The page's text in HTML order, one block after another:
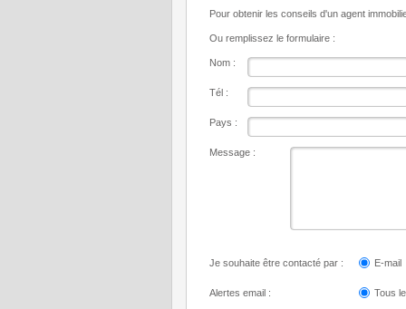
Pour obtenir les conseils d'un agent
Ou remplissez le formulaire :
Nom :
Tél :
Pays :
Message :
Je souhaite être contacté par : E-mail
Alertes email : Tous